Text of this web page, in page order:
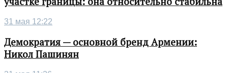
31 мая 12:22
Демократия — основной бренд Армении:
Никол Пашинян